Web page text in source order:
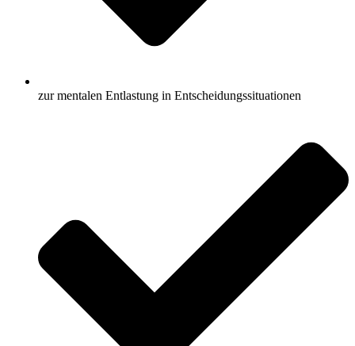
zur mentalen Entlastung in Entscheidungssituationen